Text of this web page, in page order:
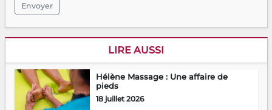
Envoyer
LIRE AUSSI
Hélène Massage : Une affaire de
pieds
18 juillet 2026